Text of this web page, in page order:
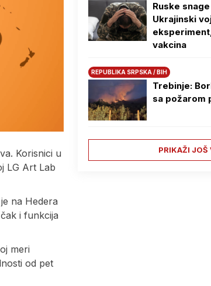
Korisnici u
LG Art Lab
na Hedera
i funkcija
meri
od pet
Ruske
Ukrajinski
vakcina
REPUBLIKA SRPSKA / BIH
Trebinje:
sa požarom
PRIKAŽI JOŠ